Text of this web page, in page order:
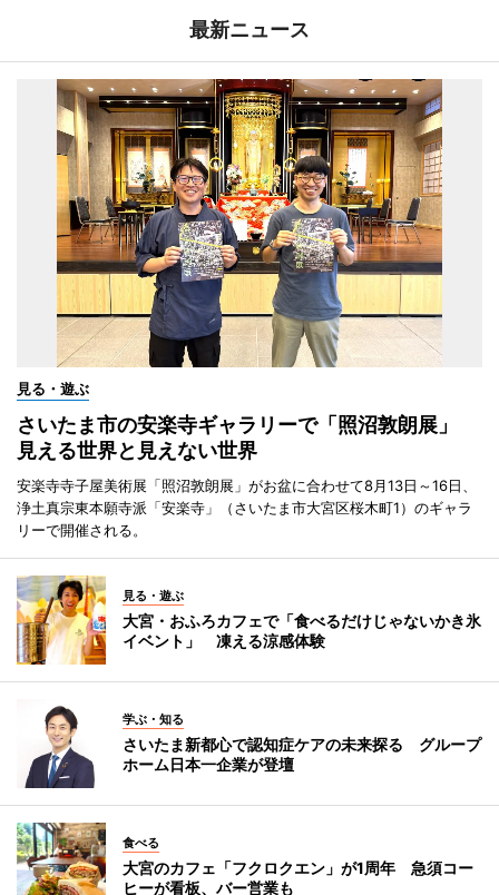
最新ニュース
見る・遊ぶ
さいたま市の安楽寺ギャラリーで「照沼敦朗展」
見える世界と見えない世界
安楽寺寺子屋美術展「照沼敦朗展」がお盆に合わせて8月13日～16日、
浄土真宗東本願寺派「安楽寺」（さいたま市大宮区桜木町1）のギャラ
リーで開催される。
見る・遊ぶ
大宮・おふろカフェで「食べるだけじゃないかき氷
イベント」 凍える涼感体験
学ぶ・知る
さいたま新都心で認知症ケアの未来探る グループ
ホーム日本一企業が登壇
食べる
大宮のカフェ「フクロクエン」が1周年 急須コー
ヒーが看板、バー営業も